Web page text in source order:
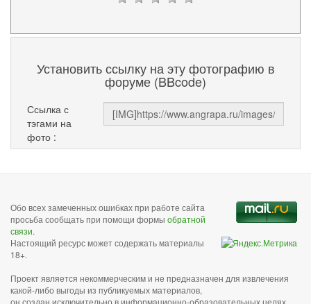
Установить ссылку на эту фотографию в
форуме (BBcode)
Ссылка с
тэгами на
фото :
Обо всех замеченных ошибках при работе сайта
просьба сообщать при помощи формы обратной
связи.
Настоящий ресурс может содержать материалы
18+.
Проект является некоммерческим и не предназначен для извлечения
какой-либо выгоды из публикуемых материалов,